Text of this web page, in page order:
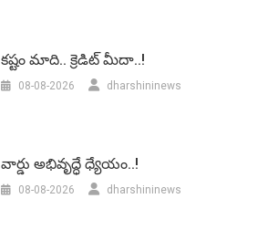
కష్టం మాది.. క్రెడిట్ మీదా..!
08-08-2026 dharshininews
వార్డు అభివృద్ధే ధ్యేయం..!
08-08-2026 dharshininews